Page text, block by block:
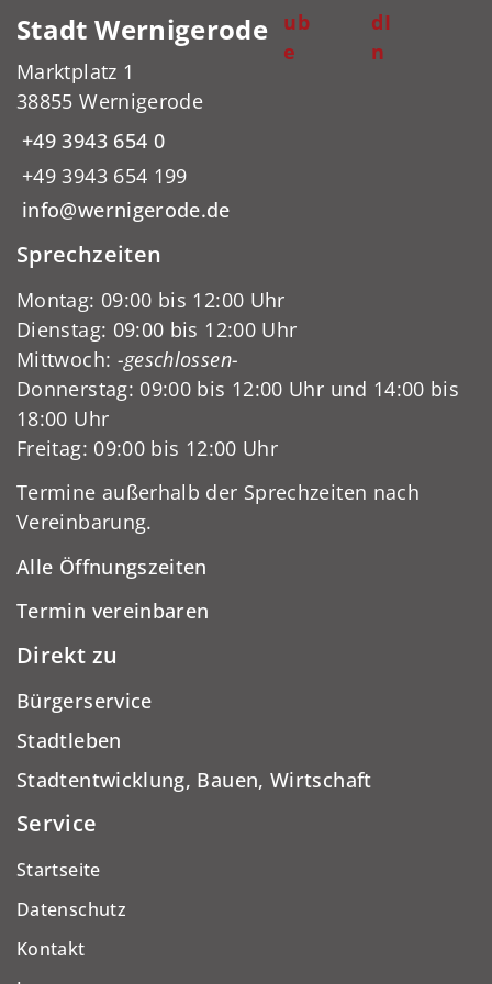
ub
e
dI
n
Stadt Wernigerode
Marktplatz 1
38855 Wernigerode
+49 3943 654 0
+49 3943 654 199
info@wernigerode.de
Sprechzeiten
Montag: 09:00 bis 12:00 Uhr
Dienstag: 09:00 bis 12:00 Uhr
Mittwoch: -geschlossen-
Donnerstag: 09:00 bis 12:00 Uhr und 14:00 bis
18:00 Uhr
Freitag: 09:00 bis 12:00 Uhr
Termine außerhalb der Sprechzeiten nach
Vereinbarung.
Alle Öffnungszeiten
Termin vereinbaren
Direkt zu
Bürgerservice
Stadtleben
Stadtentwicklung, Bauen, Wirtschaft
Service
Startseite
Datenschutz
Kontakt